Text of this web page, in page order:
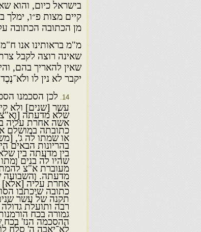
בישראל כיום, והוא
קיים מצות פ״ו,
מן הכתובה הכתובה
מ"מ בראותינו אנו
שאינה רוצה לקבל
שאין להאריך בהם,
יקבר לא נין לו
לכן הסכמנו
עשר [שנים] ולא
שלא מדעתה [וא"צ]
אשה אחרת עליה
כתובתה במושלם
או שמתו לה ג',
בהריונות הבאים
בין מדעתה בין
שהיו לה בנים
מעוברת א"צ
מדעתה. והשבועה
אחרת עליה [אלא]
כתובה שיכתבו
תקנה של עשר
רבה ותועלת
גמורה בכח
ההסכמה הנז' בכח
לא־יאבֶה ה' סְלֹחַ